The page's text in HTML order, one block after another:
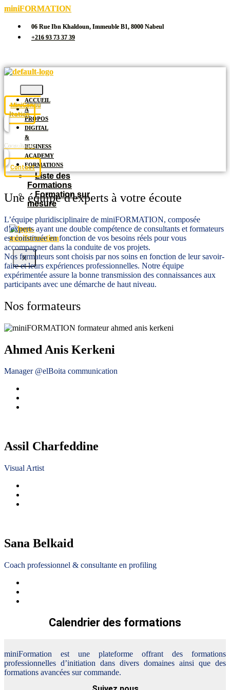
miniFORMATION
06 Rue Ibn Khaldoun, Immeuble B1, 8000 Nabeul
+216 93 73 37 39
ACCUEIL
À
PROPOS
DIGITAL
&
BUSINESS
ACADEMY
FORMATIONS
Liste des
Formations
Formation sur
mesure
X
MiniConsu
ltation
Consultation
Contact
Une équipe d'experts à votre écoute
L’équipe pluridisciplinaire de miniFORMATION, composée
d’experts ayant une double compétence de consultants et formateurs
est constituée en fonction de vos besoins réels pour vous
accompagner dans la conduite de vos projets.
Nos formateurs sont choisis par nos soins en fonction de leur savoir-
faire et leurs expériences professionnelles. Notre équipe
expérimentée assure la bonne transmission des connaissances aux
participants avec une démarche de haut niveau.
Nos formateurs
Ahmed Anis Kerkeni
Manager @elBoita communication
Assil Charfeddine
Visual Artist
Sana Belkaid
Coach professionnel & consultante en profiling
Calendrier des formations
miniFormation est une plateforme offrant des formations
professionnelles d’initiation dans divers domaines ainsi que des
formations avancées sur commande.